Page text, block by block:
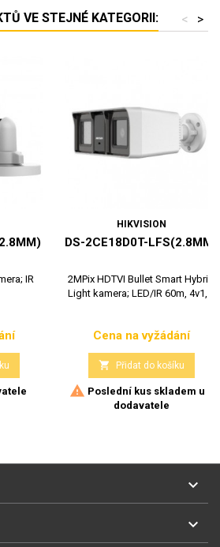
VE STEJNÉ KATEGORII: >
<
IR
HIKVISION
DS-2CE18D0T-LFS(2.8MM)
2MPix HDTVI Bullet Smart Hybrid
Light kamera; LED/IR 60m, 4v1,...
Cena
Cena na vyžádání
 Přidat do košíku
 Poslední kus skladem u
dodavatele

